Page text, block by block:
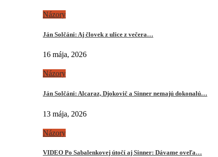
Názory
Ján Solčáni: Aj človek z ulice z večera…
16 mája, 2026
Názory
Ján Solčáni: Alcaraz, Djokovič a Sinner nemajú dokonalú…
13 mája, 2026
Názory
VIDEO Po Sabalenkovej útočí aj Sinner: Dávame oveľa…